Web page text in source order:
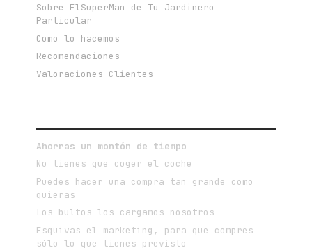
Sobre ElSuperMan de Tu Jardinero
Particular
Como lo hacemos
Recomendaciones
Valoraciones Clientes
Ahorras un montón de tiempo
No tienes que coger el coche
Puedes hacer una compra tan grande como
quieras
Los bultos los cargamos nosotros
Esquivas el marketing, para que compres
sólo lo que tienes previsto